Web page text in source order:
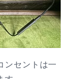
ンセントは一